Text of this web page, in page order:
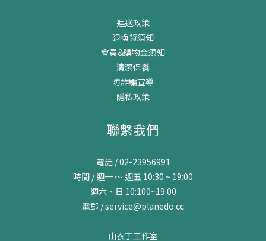
運送政策
退換貨須知
會員&購物金須知
清潔保養
防詐騙宣導
隱私政策
聯繫我們
電話 / 02-23956991
時間 / 週一 ～ 週五 10:30 ~ 19:00
週六、日 10:100~19:00
電郵 / service@planedo.cc
山衣丁工作室